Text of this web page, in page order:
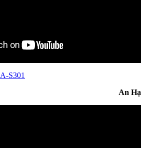
S301
An Hạ